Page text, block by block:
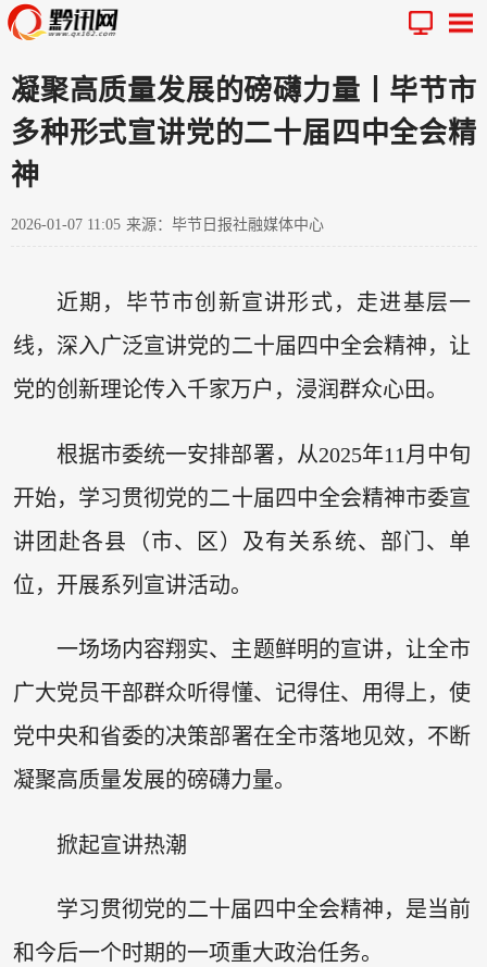
凝聚高质量发展的磅礴力量丨毕节市
多种形式宣讲党的二十届四中全会精
神
2026-01-07 11:05 来源：毕节日报社融媒体中心
近期，毕节市创新宣讲形式，走进基层一
线，深入广泛宣讲党的二十届四中全会精神，让
党的创新理论传入千家万户，浸润群众心田。
根据市委统一安排部署，从2025年11月中旬
开始，学习贯彻党的二十届四中全会精神市委宣
讲团赴各县（市、区）及有关系统、部门、单
位，开展系列宣讲活动。
一场场内容翔实、主题鲜明的宣讲，让全市
广大党员干部群众听得懂、记得住、用得上，使
党中央和省委的决策部署在全市落地见效，不断
凝聚高质量发展的磅礴力量。
掀起宣讲热潮
学习贯彻党的二十届四中全会精神，是当前
和今后一个时期的一项重大政治任务。